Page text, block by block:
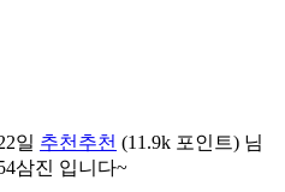
일 추천추천 (11.9k 포인트) 님
삼진 입니다~